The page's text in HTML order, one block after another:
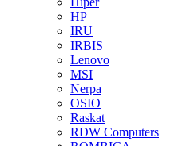
HP
IRU
IRBIS
Lenovo
MSI
Nerpa
OSIO
Raskat
RDW Computers